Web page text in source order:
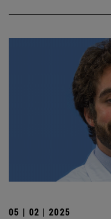
05 | 02 | 2025